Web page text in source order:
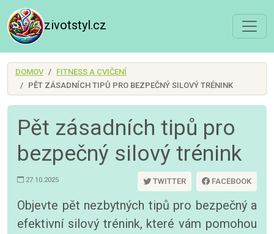
zivotstyl.cz
DOMOV
FITNESS A CVIČENÍ
PĚT ZÁSADNÍCH TIPŮ PRO BEZPEČNÝ SILOVÝ TRÉNINK
Pět zásadních tipů pro
bezpečný silový trénink
27.10.2025 TWITTER FACEBOOK
Objevte pět nezbytných tipů pro bezpečný a
efektivní silový trénink, které vám pomohou